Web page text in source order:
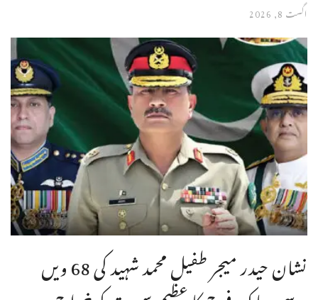
اگست 8, 2026
نشان حیدر میجر طفیل محمد شہید کی 68 ویں